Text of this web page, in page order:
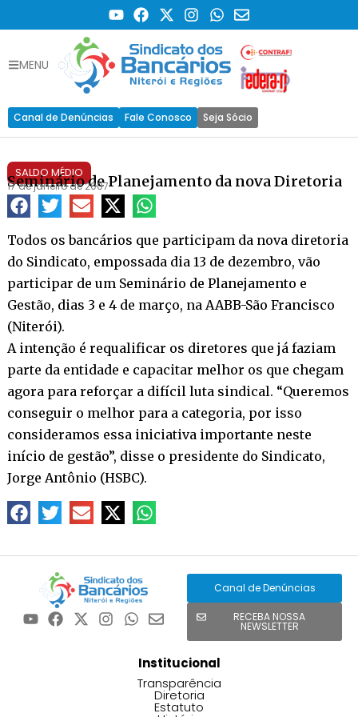
MENU
Canal de Denúncias Fale Conosco Seja Sócio
SALDO MÉDIO
Seminário de Planejamento da nova Diretoria
17 de janeiro de 2007
Todos os bancários que participam da nova diretoria
do Sindicato, empossada dia 13 de dezembro, vão
participar de um Seminário de Planejamento e
Gestão, dias 3 e 4 de março, na AABB-São Francisco
(Niterói).
A intenção é requalificar os diretores que já faziam
parte da entidade e capacitar melhor os que chegam
agora para reforçar a difícil luta sindical. “Queremos
conseguir o melhor para a categoria, por isso
consideramos essa iniciativa importante neste
início de gestão”, disse o presidente do Sindicato,
Jorge Antônio (HSBC).
Canal de Denúncias
RECEBA NOSSA
NEWSLETTER
Institucional
Transparência
Diretoria
Estatuto